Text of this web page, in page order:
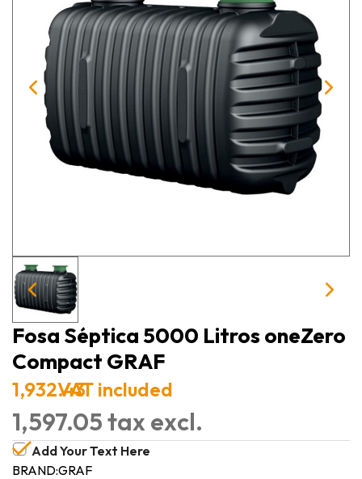
Fosa Séptica 5000 Litros oneZero
Compact GRAF
1,932.43VAT included
1,597.05 tax excl.
Add Your Text Here
BRAND:GRAF